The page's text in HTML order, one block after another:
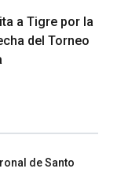
a Tigre por la
del Torneo
de Santo